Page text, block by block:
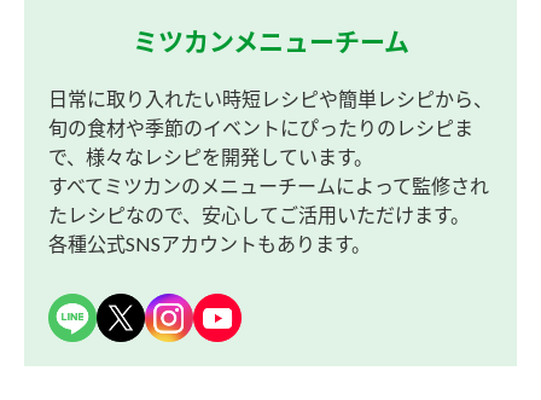
ミツカンメニューチーム
日常に取り入れたい時短レシピや簡単レシピから、
旬の食材や季節のイベントにぴったりのレシピま
で、様々なレシピを開発しています。
すべてミツカンのメニューチームによって監修され
たレシピなので、安心してご活用いただけます。
各種公式SNSアカウントもあります。